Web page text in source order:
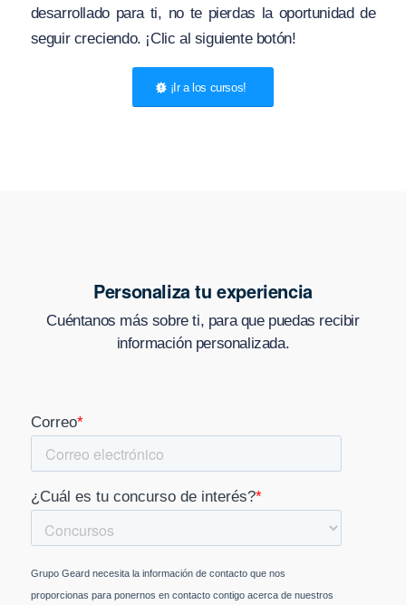
desarrollado para ti, no te pierdas la oportunidad de
seguir creciendo. ¡Clic al siguiente botón!
¡Ir a los cursos!
Personaliza tu experiencia
Cuéntanos más sobre ti, para que puedas recibir
información personalizada.